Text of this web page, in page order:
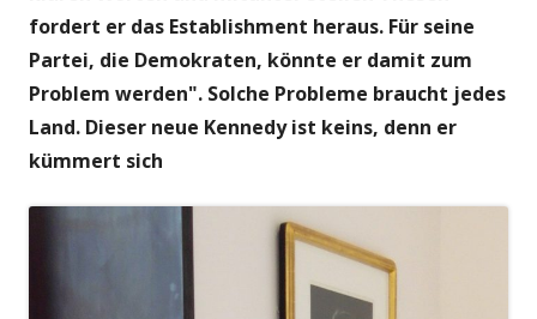
fordert er das Establishment heraus. Für seine
Partei, die Demokraten, könnte er damit zum
Problem werden". Solche Probleme braucht jedes
Land. Dieser neue Kennedy ist keins, denn er
kümmert sich